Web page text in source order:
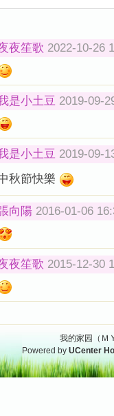
夜笙歌 2022-10-26
是小土豆 2019-09-
是小土豆 2019-09-
秋節快樂
向陽 2016-01-06
夜笙歌 2015-12-30
我的家园（
Powered by UCenter